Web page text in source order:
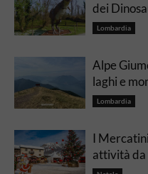
dei
Lombardia
Alpe
laghi e
Lombardia
I
attività da